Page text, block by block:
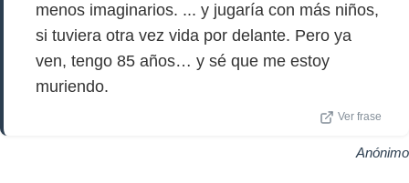
menos imaginarios. ... y jugaría con más niños,
si tuviera otra vez vida por delante. Pero ya
ven, tengo 85 años… y sé que me estoy
muriendo.
Ver frase
Anónimo